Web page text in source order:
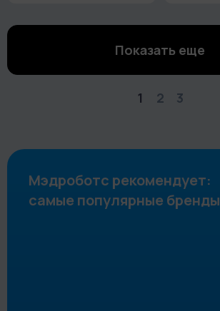
Показать еще
1 2 3
Мэдроботс рекомендует:
самые популярные бренды